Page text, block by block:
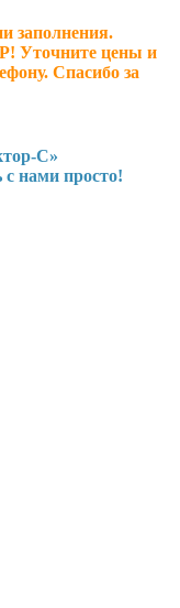
заполнения.
Уточните цены и
Спасибо за
С»
просто!